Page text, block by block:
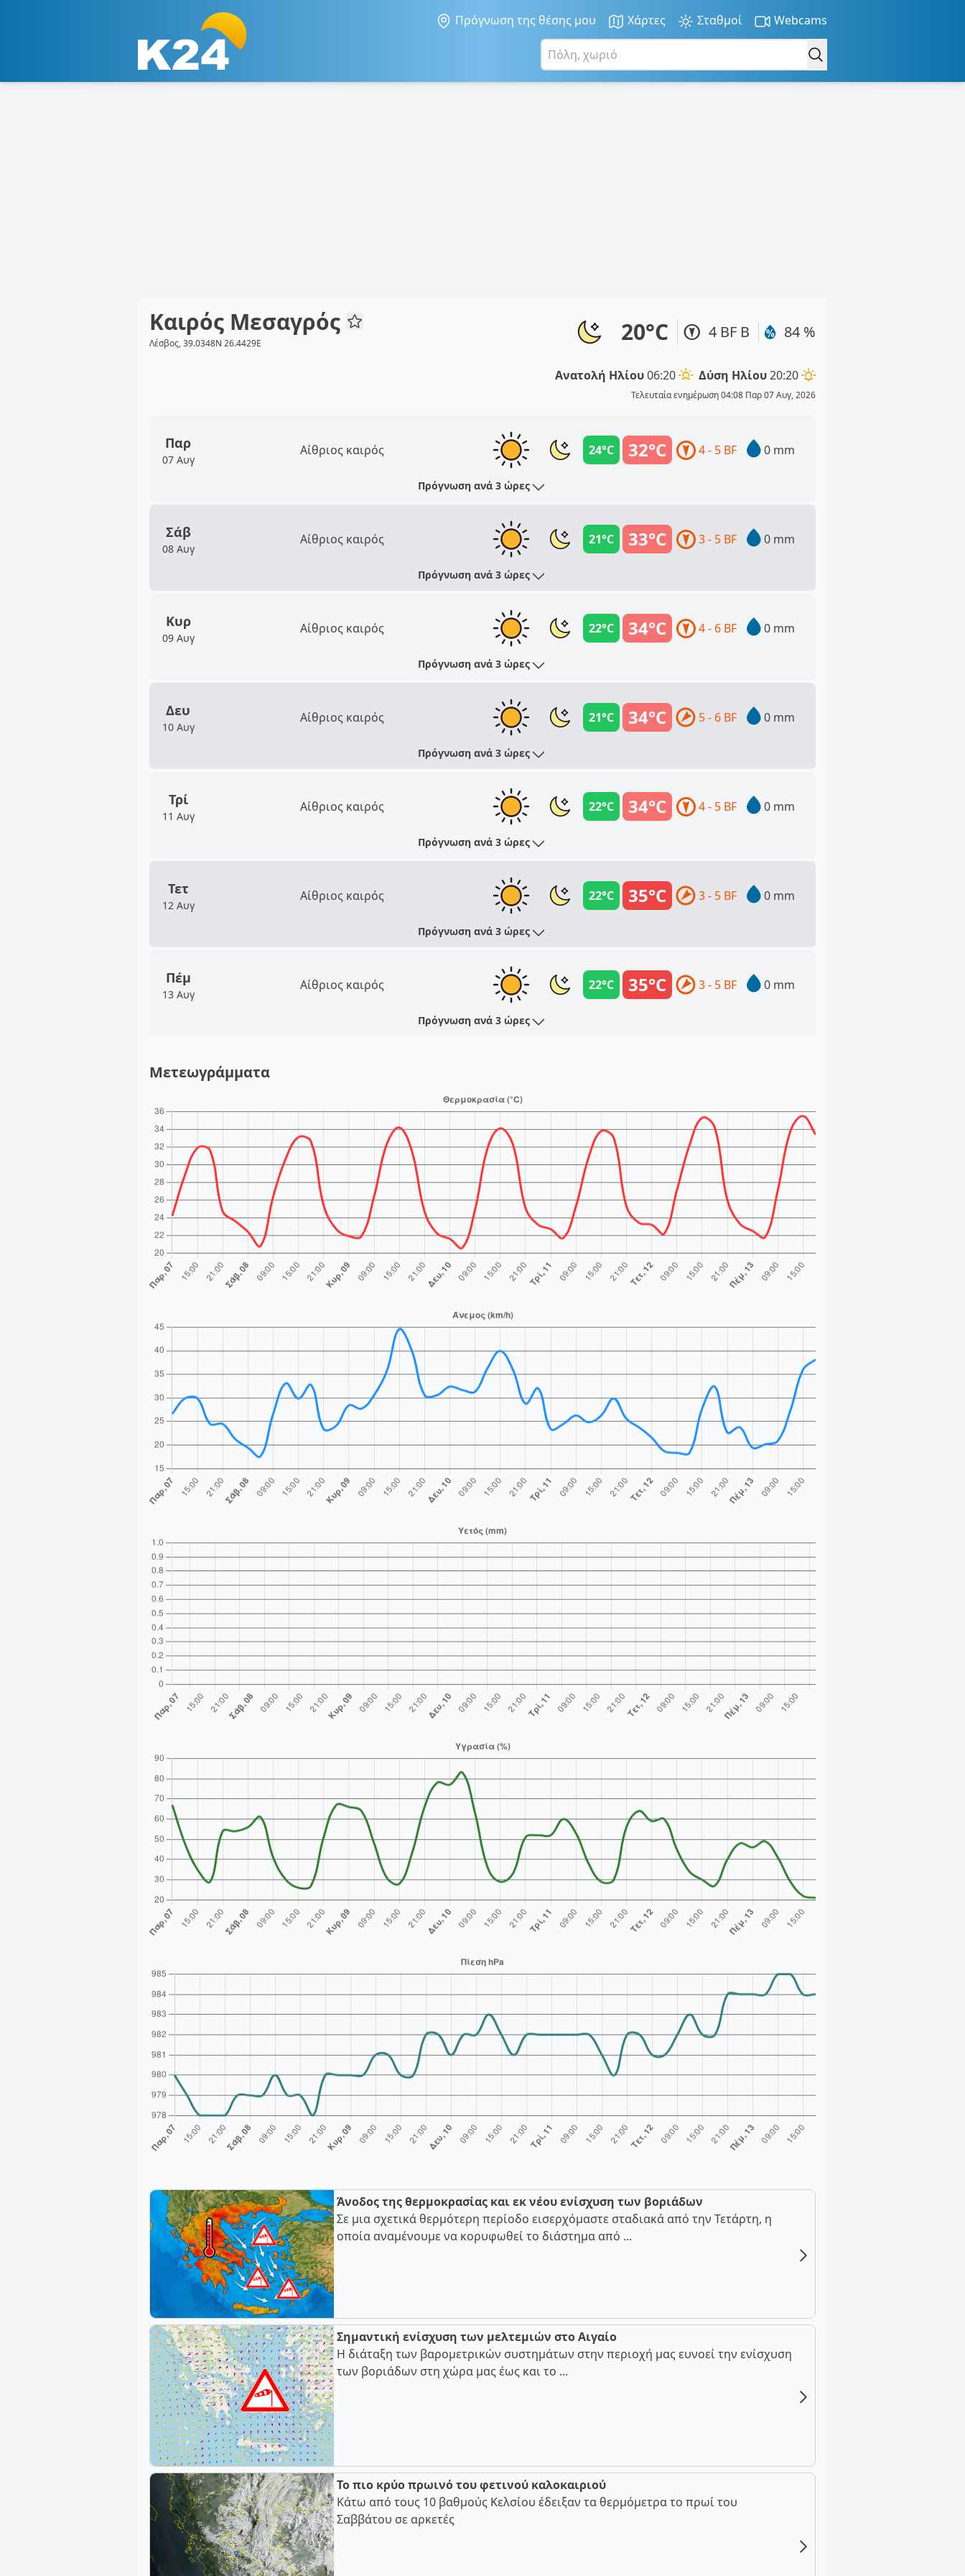
Πρόγνωση της θέσης μου Χάρτες Σταθμοί Webcams
Καιρός Μεσαγρός
Λέσβος, 39.0348N 26.4429E 20°C 4 BF Β 84 %
Ανατολή Ηλίου06:20 Δύση Ηλίου20:20
Τελευταία ενημέρωση 04:08 Παρ 07 Αυγ, 2026
Παρ
07 Αυγ
Αίθριος καιρός 32°C
24°C 4 - 5 BF 0 mm
Πρόγνωση ανά 3 ώρες
Σάβ
08 Αυγ
Αίθριος καιρός 33°C
21°C 3 - 5 BF 0 mm
Πρόγνωση ανά 3 ώρες
Κυρ
09 Αυγ
Αίθριος καιρός 34°C
22°C 4 - 6 BF 0 mm
Πρόγνωση ανά 3 ώρες
Δευ
10 Αυγ
Αίθριος καιρός 34°C
21°C 5 - 6 BF 0 mm
Πρόγνωση ανά 3 ώρες
Τρί
11 Αυγ
Αίθριος καιρός 34°C
22°C 4 - 5 BF 0 mm
Πρόγνωση ανά 3 ώρες
Τετ
12 Αυγ
Αίθριος καιρός 35°C
22°C 3 - 5 BF 0 mm
Πρόγνωση ανά 3 ώρες
Πέμ
13 Αυγ
Αίθριος καιρός 35°C
22°C 3 - 5 BF 0 mm
Πρόγνωση ανά 3 ώρες
Μετεωγράμματα
Άνοδος της θερμοκρασίας και εκ νέου ενίσχυση των βοριάδων
Σε μια σχετικά θερμότερη περίοδο εισερχόμαστε σταδιακά από την Τετάρτη, η
οποία αναμένουμε να κορυφωθεί το διάστημα από ...
Σημαντική ενίσχυση των μελτεμιών στο Αιγαίο
Η διάταξη των βαρομετρικών συστημάτων στην περιοχή μας ευνοεί την ενίσχυση
των βοριάδων στη χώρα μας έως και το ...
Το πιο κρύο πρωινό του φετινού καλοκαιριού
Κάτω από τους 10 βαθμούς Κελσίου έδειξαν τα θερμόμετρα το πρωί του
Σαββάτου σε αρκετές